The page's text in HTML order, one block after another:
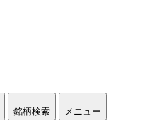
銘柄検索 メニュー